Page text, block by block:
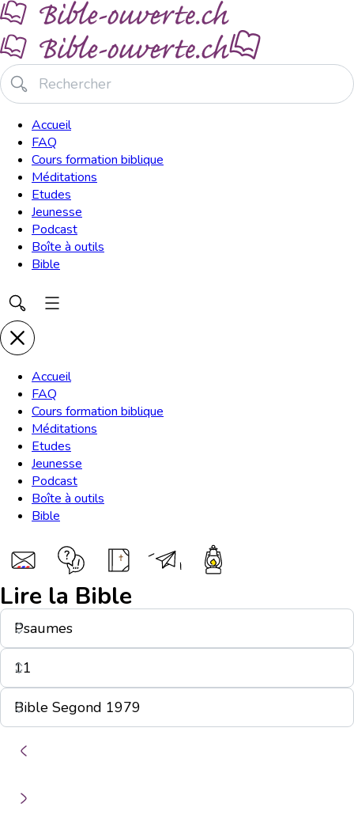
Accueil
FAQ
Cours formation biblique
Méditations
Etudes
Jeunesse
Podcast
Boîte à outils
Bible
Accueil
FAQ
Cours formation biblique
Méditations
Etudes
Jeunesse
Podcast
Boîte à outils
Bible
Lire la Bible